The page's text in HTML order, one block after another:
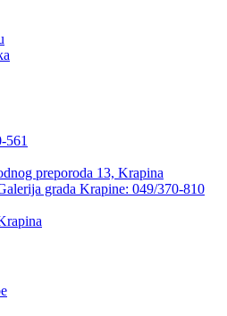
561
preporoda 13, Krapina
grada Krapine: 049/370-810